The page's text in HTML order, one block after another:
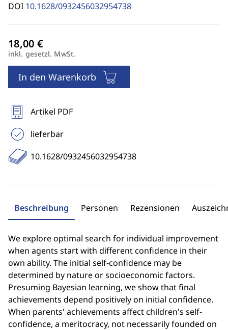
DOI 10.1628/0932456032954738
inkl. gesetzl. MwSt.
In den Warenkorb
Artikel PDF
lieferbar
10.1628/0932456032954738
Beschreibung Personen Rezensionen
We explore optimal search for individual improvement
when agents start with different confidence in their
own ability. The initial self-confidence may be
determined by nature or socioeconomic factors.
Presuming Bayesian learning, we show that final
achievements depend positively on initial confidence.
When parents' achievements affect children's self-
confidence, a meritocracy, not necessarily founded on